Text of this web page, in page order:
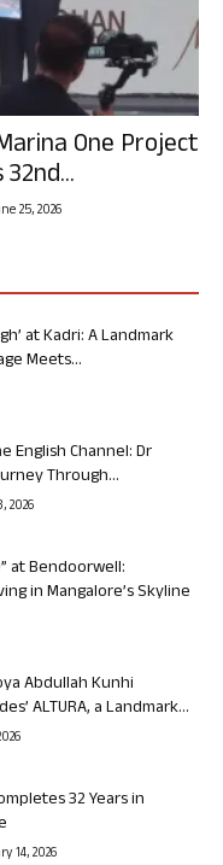
One Project
25, 2026
at Kadri: A Landmark
Meets...
English Channel: Dr
Through...
2026
at Bendoorwell:
in Mangalore’s Skyline
Abdullah Kunhi
ALTURA, a Landmark...
32 Years in
14, 2026